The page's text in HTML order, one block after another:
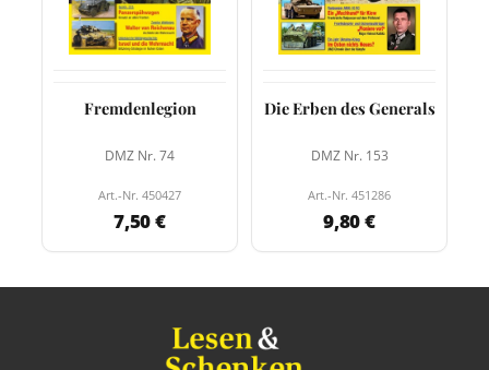
Fremdenlegion
DMZ Nr. 74
Art.-Nr. 450427
7,50 €
Die Erben des Generals
DMZ Nr. 153
Art.-Nr. 451286
9,80 €